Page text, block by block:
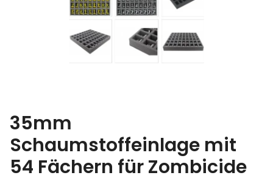
35mm
Schaumstoffeinlage mit
54 Fächern für Zombicide